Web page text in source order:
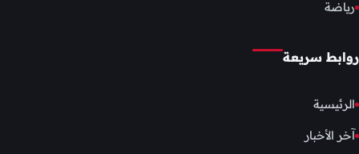
رياضة
روابط سريعة
الرئيسية
آخر الأخبار